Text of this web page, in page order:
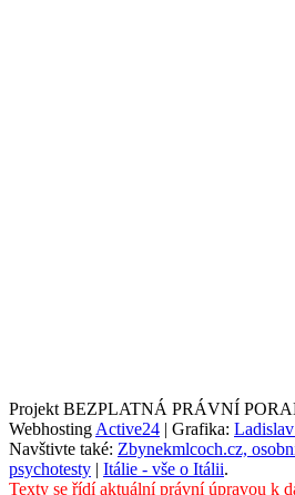
Projekt BEZPLATNÁ PRÁVNÍ
Webhosting Active24 | Grafika:
Navštivte také: Zbynekmlcoch.cz,
psychotesty | Itálie - vše o Itálii.
Texty se řídí aktuální právní úpravou k